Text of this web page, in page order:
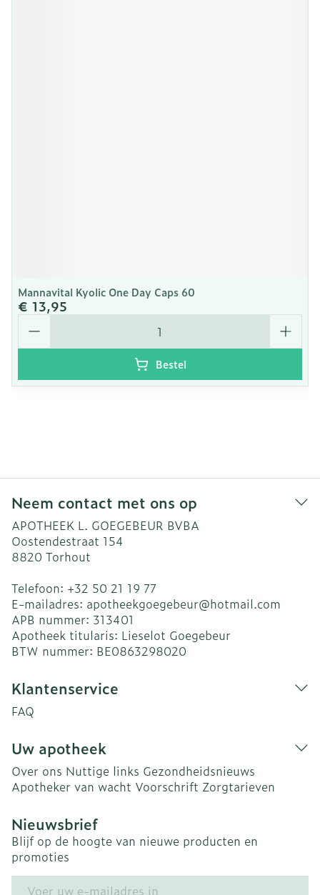
Mannavital Kyolic One Day Caps 60
€ 13,95
Aantal
Bestel
Neem contact met ons op
APOTHEEK L. GOEGEBEUR BVBA
Oostendestraat 154
8820 Torhout
Telefoon: +32 50 21 19 77
E-mailadres: apotheekgoegebeur@hotmail.com
APB nummer: 313401
Apotheek titularis: Lieselot Goegebeur
BTW nummer: BE0863298020
Klantenservice
FAQ
Uw apotheek
Over ons Nuttige links Gezondheidsnieuws
Apotheker van wacht Voorschrift Zorgtarieven
Nieuwsbrief
Blijf op de hoogte van nieuwe producten en
promoties